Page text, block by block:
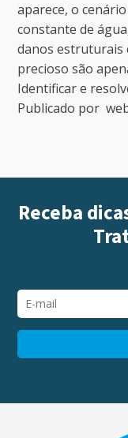
aparece, o
constante de
danos estruturais
precioso são
Identificar e
Publicado por
Receba